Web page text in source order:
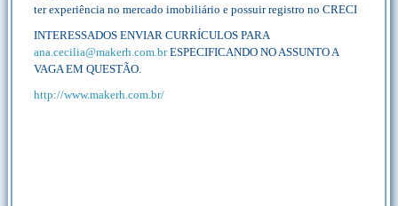
ter experiência no mercado imobiliário e possuir registro no CRECI
INTERESSADOS ENVIAR CURRÍCULOS PARA
ana.cecilia@makerh.com.brESPECIFICANDO NO ASSUNTO A
VAGA EM QUESTÃO.
http://www.makerh.com.br/